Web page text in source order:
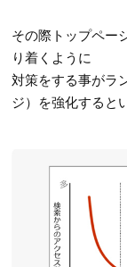
その際トップペー
り着くように
対策をする事がラ
ジ）を強化すると